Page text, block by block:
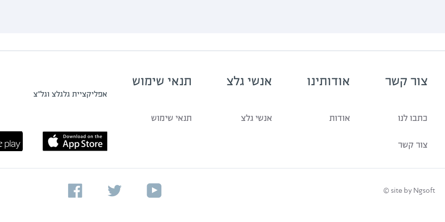
צור קשר
כתבו לנו
צור קשר
אודותינו
אודות
אנשי גלצ
אנשי גלצ
תנאי שימוש
תנאי שימוש
אפליקציית גלגלצ וגל"צ
site by Ngsoft ©